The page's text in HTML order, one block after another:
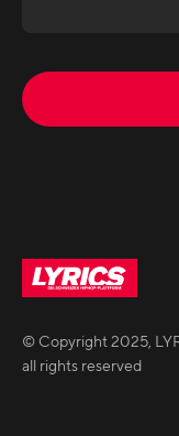
© Copyright2025,
all rights reserved